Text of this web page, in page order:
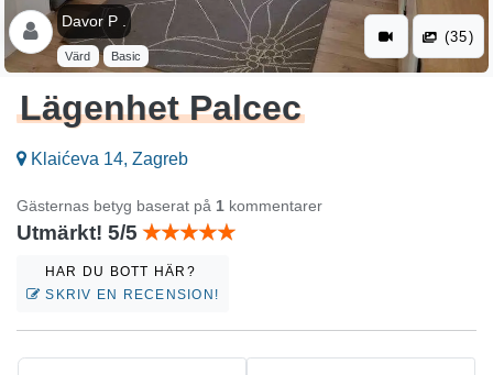
Davor P .
Värd Basic
(35)
Lägenhet Palcec
Klaićeva 14, Zagreb
Gästernas betyg baserat på 1 kommentarer
Utmärkt! 5/5
HAR DU BOTT HÄR?
SKRIV EN RECENSION!